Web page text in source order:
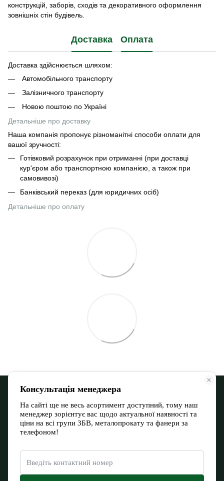
конструкцій, заборів, сходів та декоративного оформлення
зовнішніх стін будівель.
Доставка Оплата
Доставка здійснюється шляхом:
Автомобільного транспорту
Залізничного транспорту
Новою поштою по Україні
Детальніше про доставку
Наша компанія пропонує різноманітні способи оплати для
вашої зручності:
Готівковий розрахунок при отриманні (при доставці
кур'єром або транспортною компанією, а також при
самовивозі)
Банківський переказ (для юридичних осіб)
Детальніше про оплату
068 900 12-13 066 532 11-72
Контактна інформація
Повна версія сайту
© 2026 Євромакс Буд Тов